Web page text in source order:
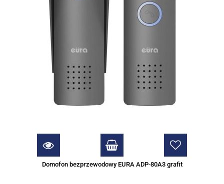
Domofon bezprzewodowy EURA ADP-80A3 grafit